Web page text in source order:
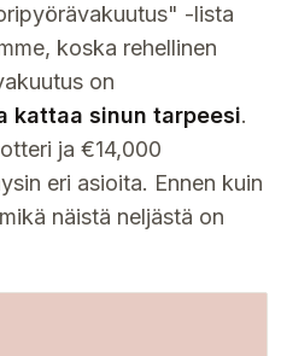
-lista
koska rehellinen
on
kattaa sinun tarpeesi.
ja €14,000
eri asioita. Ennen kuin
näistä neljästä on